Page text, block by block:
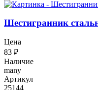
Шестигранник
Цена
83 ₽
Наличие
many
Артикул
25144